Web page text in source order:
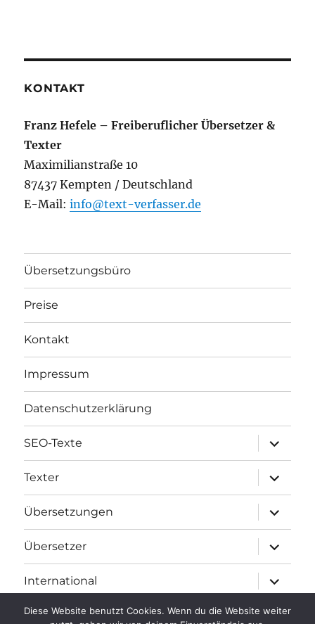
KONTAKT
Franz Hefele – Freiberuflicher Übersetzer &
Texter
Maximilianstraße 10
87437 Kempten / Deutschland
E-Mail:info@text-verfasser.de
Übersetzungsbüro
Preise
Kontakt
Impressum
Datenschutzerklärung
SEO-Texte
öffnen
Texter
öffnen
Übersetzungen
öffnen
Übersetzer
öffnen
International
öffnen
Diese Website benutzt Cookies. Wenn du die Website weiter